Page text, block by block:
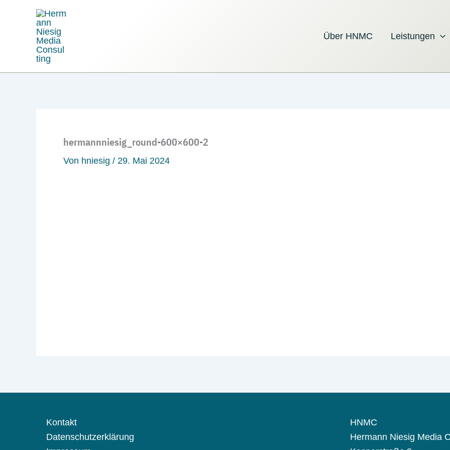
Über HNMC Leistungen
hermannniesig_round-600×600-2
Von hniesig / 29. Mai 2024
Kontakt
Datenschutzerklärung
HNMC
Hermann Niesig Media